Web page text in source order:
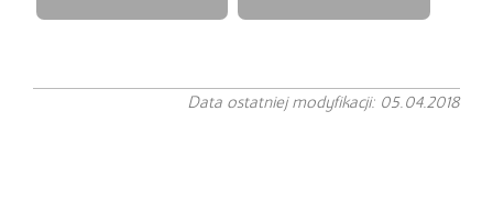
Data ostatniej modyfikacji: 05.04.2018